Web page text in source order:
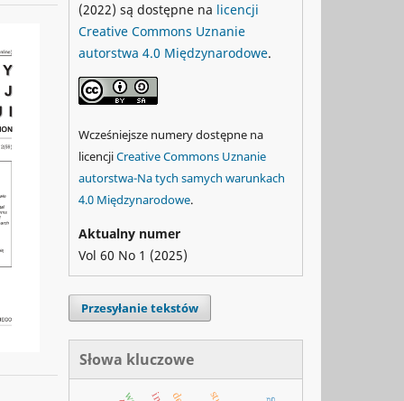
(2022) są dostępne na licencji
Creative Commons Uznanie
autorstwa 4.0 Międzynarodowe.
Wcześniejsze numery dostępne na
licencjiCreative Commons Uznanie
autorstwa-Na tych samych warunkach
4.0 Międzynarodowe.
Aktualny numer
Vol 60 No 1 (2025)
Przesyłanie tekstów
Słowa kluczowe